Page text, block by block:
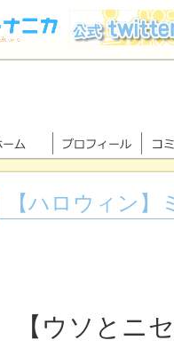
【ハロウィン
【ウソとニ